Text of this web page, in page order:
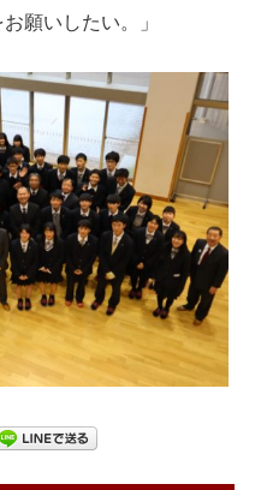
願いしたい。」